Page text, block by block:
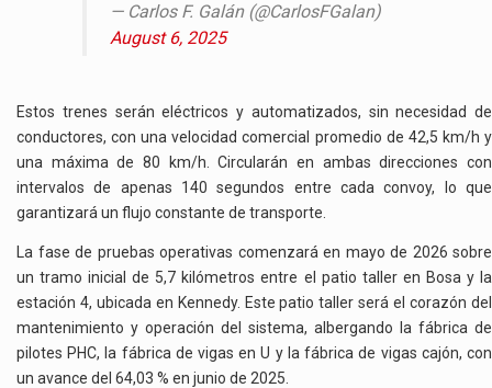
— Carlos F. Galán (@CarlosFGalan)
August 6, 2025
Estos trenes serán eléctricos y automatizados, sin necesidad de
conductores, con una velocidad comercial promedio de 42,5 km/h y
una máxima de 80 km/h. Circularán en ambas direcciones con
intervalos de apenas 140 segundos entre cada convoy, lo que
garantizará un flujo constante de transporte.
La fase de pruebas operativas comenzará en mayo de 2026 sobre
un tramo inicial de 5,7 kilómetros entre el patio taller en Bosa y la
estación 4, ubicada en Kennedy. Este patio taller será el corazón del
mantenimiento y operación del sistema, albergando la fábrica de
pilotes PHC, la fábrica de vigas en U y la fábrica de vigas cajón, con
un avance del 64,03 % en junio de 2025.